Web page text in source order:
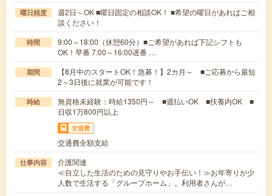
曜日頻度
週2日～OK ■曜日固定の相談OK！ ■希望の曜日があればご相
談ください！
時間
9:00～18:00（休憩60分）■ご希望があれば下記シフトも
OK！早番 7:00～16:00遅番 …
期間
【8月中のスタートOK！急募！】2カ月～ ■ご応募から最短
2～3日後に就業が可能です！
時給
無資格未経験：時給1350円～ ■週払いOK ■扶養内OK ■
日収1万800円以上
交通費
交通費全額支給
仕事内容
介護関連
≪自立した生活のための見守りやお手伝い！≫お年寄りが少
人数で生活する「グループホーム」。利用者さんが…